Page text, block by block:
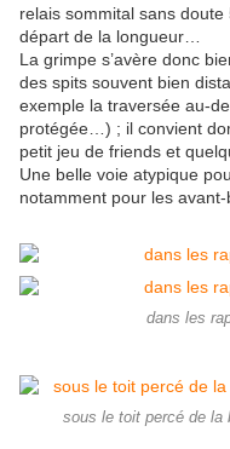
relais sommital sans
départ de la longueur…
La grimpe s’avère donc
des spits souvent bien
exemple la traversée au-
protégée…) ; il convient
petit jeu de friends et
Une belle voie atypique
notamment pour les
dans les
sous le toit percé de la